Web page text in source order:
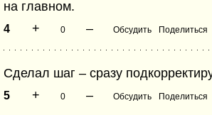
на главном.
4 + 0 – Обсудить Поделиться
Сделал шаг – сразу
5 + 0 – Обсудить Поделиться